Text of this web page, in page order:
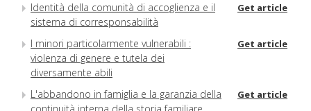
Identità della comunità di accoglienza e il
sistema di corresponsabilità
Get article
I minori particolarmente vulnerabili :
violenza di genere e tutela dei
diversamente abili
Get article
L'abbandono in famiglia e la garanzia della
Get article